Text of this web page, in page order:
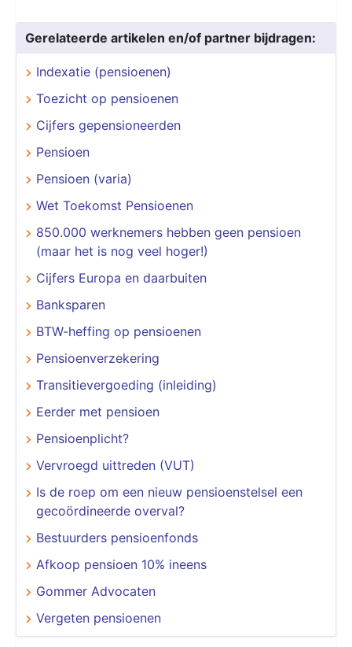
Gerelateerde artikelen en/of partner bijdragen:
Indexatie (pensioenen)
Toezicht op pensioenen
Cijfers gepensioneerden
Pensioen
Pensioen (varia)
Wet Toekomst Pensioenen
850.000 werknemers hebben geen pensioen
(maar het is nog veel hoger!)
Cijfers Europa en daarbuiten
Banksparen
BTW-heffing op pensioenen
Pensioenverzekering
Transitievergoeding (inleiding)
Eerder met pensioen
Pensioenplicht?
Vervroegd uittreden (VUT)
Is de roep om een nieuw pensioenstelsel een
gecoördineerde overval?
Bestuurders pensioenfonds
Afkoop pensioen 10% ineens
Gommer Advocaten
Vergeten pensioenen